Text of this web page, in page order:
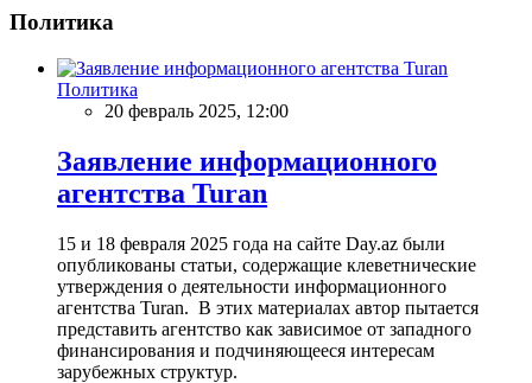
Политика
Политика
20 февраль 2025, 12:00
Заявление информационного
агентства Turan
15 и 18 февраля 2025 года на сайте Day.az были
опубликованы статьи, содержащие клеветнические
утверждения о деятельности информационного
агентства Turan. В этих материалах автор пытается
представить агентство как зависимое от западного
финансирования и подчиняющееся интересам
зарубежных структур.